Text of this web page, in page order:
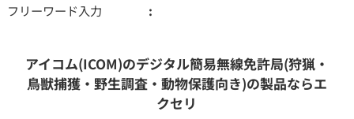
フリーワード入力
アイコム(ICOM)のデジタル簡易無線免許局(狩猟・
鳥獣捕獲・野生調査・動物保護向き)の製品ならエ
クセリ